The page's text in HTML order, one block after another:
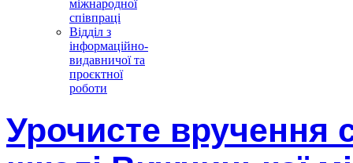
міжнародної
співпраці
Відділ з
інформаційно-
видавничої та
проєктної
роботи
Урочисте вручення